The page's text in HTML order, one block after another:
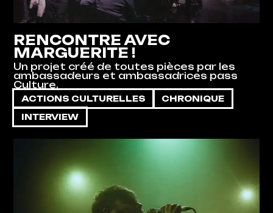
RENCONTRE AVEC
MARGUERITE !
Un projet créé de toutes pièces par les
ambassadeurs et ambassadrices pass
Culture.
ACTIONS CULTURELLES
CHRONIQUE
INTERVIEW